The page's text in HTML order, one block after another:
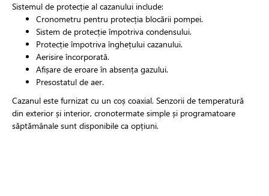
Sistemul de protecție al cazanului include:
Cronometru pentru protecția blocării pompei.
Sistem de protecție împotriva condensului.
Protecție împotriva înghețului cazanului.
Aerisire încorporată.
Afișare de eroare în absența gazului.
Presostatul de aer.
Cazanul este furnizat cu un coș coaxial. Senzorii de temperatură
din exterior și interior, cronotermate simple și programatoare
săptămânale sunt disponibile ca opțiuni.